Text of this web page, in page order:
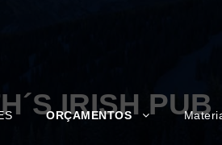
ORÇAMENTOS
IRISH PUB